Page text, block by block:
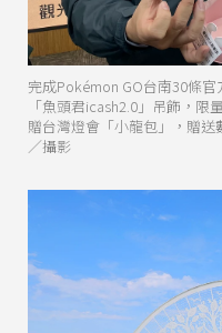
完成Pokémon GO台南30條
「魚頭君icash2.0」吊飾，
贈台灣燈會「小龍包」，贈
／攝影